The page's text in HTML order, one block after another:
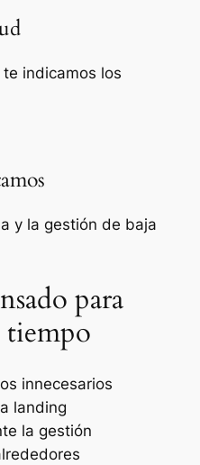
indicamos los
y la gestión de baja
para
tiempo
innecesarios
landing
la gestión